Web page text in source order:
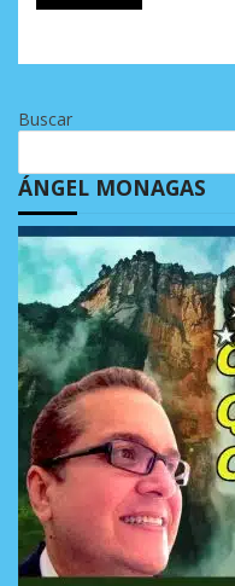
Buscar
ÁNGEL MONAGAS